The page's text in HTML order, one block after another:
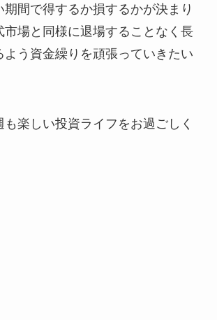
間で得するか損するかが決まり
市場と同様に退場することなく長
よう資金繰りを頑張っていきたい
楽しい投資ライフをお過ごしく